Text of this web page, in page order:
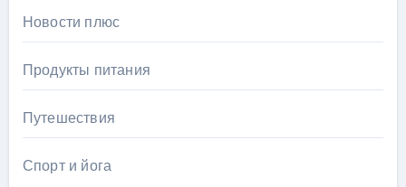
Новости плюс
Продукты питания
Путешествия
Спорт и йога